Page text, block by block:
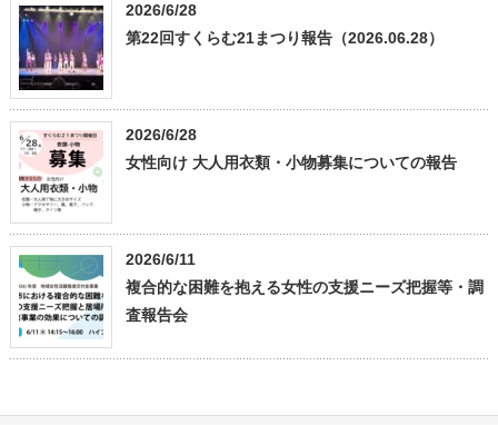
2026/6/28
第22回すくらむ21まつり報告（2026.06.28）
2026/6/28
女性向け 大人用衣類・小物募集についての報告
2026/6/11
複合的な困難を抱える女性の支援ニーズ把握等・調
査報告会